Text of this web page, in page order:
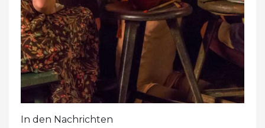
In den Nachrichten